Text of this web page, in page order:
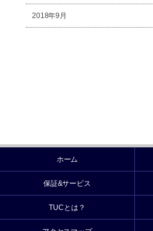
2018年9月
ホーム
保証&サービス
TUCとは？